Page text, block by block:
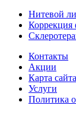
Нитевой
Коррекция
Контакты
Акции
Карта сайта
Услуги
Политика